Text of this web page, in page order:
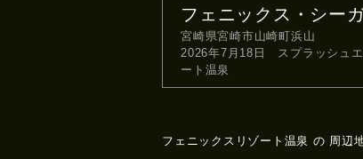
フェニックス・シー
宮崎県宮崎市山崎町浜山
2026年7月18日 スプラッシュ
ート温泉
フェニックスリゾート温泉 の 周辺